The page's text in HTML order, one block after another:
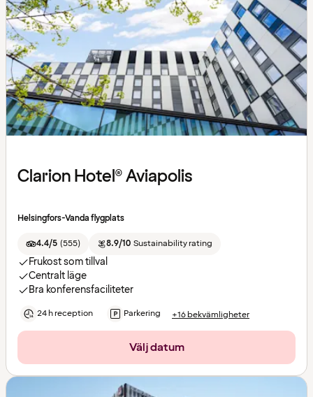
Clarion Hotel® Aviapolis
Helsingfors-Vanda flygplats
4.4/5 (555) 8.9/10 Sustainability rating
Frukost som tillval
Centralt läge
Bra konferensfaciliteter
24 h reception Parkering +16 bekvämligheter
Välj datum